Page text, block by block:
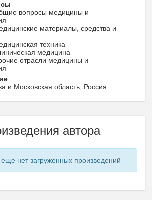
вопросы медицины и
материалы, средства и
техника
медицина
отрасли медицины и
и Московская область, Россия
автора
еще нет загруженных произведений